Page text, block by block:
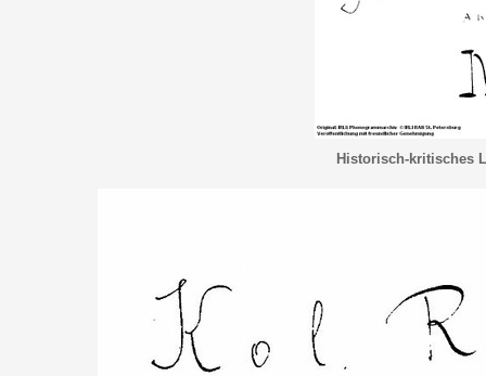
Historisch-kritisches